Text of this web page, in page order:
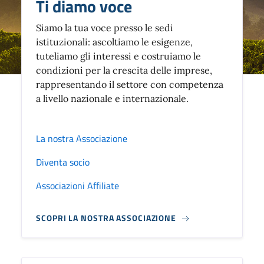
Ti diamo voce
Siamo la tua voce presso le sedi
istituzionali: ascoltiamo le esigenze,
tuteliamo gli interessi e costruiamo le
condizioni per la crescita delle imprese,
rappresentando il settore con competenza
a livello nazionale e internazionale.
La nostra Associazione
Diventa socio
Associazioni Affiliate
SCOPRI LA NOSTRA ASSOCIAZIONE